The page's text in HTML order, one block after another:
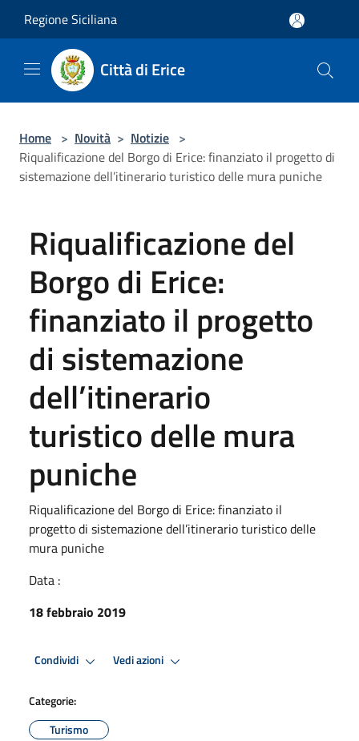
Regione Siciliana
Città di Erice
Home > Novità > Notizie >
Riqualificazione del Borgo di Erice: finanziato il progetto di
sistemazione dell’itinerario turistico delle mura puniche
Riqualificazione del
Borgo di Erice:
finanziato il progetto
di sistemazione
dell’itinerario
turistico delle mura
puniche
Riqualificazione del Borgo di Erice: finanziato il
progetto di sistemazione dell’itinerario turistico delle
mura puniche
Data :
18 febbraio 2019
Condividi Vedi azioni
Categorie:
Turismo